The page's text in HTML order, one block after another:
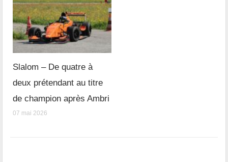
Slalom – De quatre à
deux prétendant au titre
de champion après Ambri
07 mai 2026